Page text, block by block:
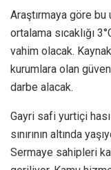
Araştırmaya göre
ortalama sıcaklığı
vahim olacak.
kurumlara olan
darbe alacak.
Gayri safi yurtiçi
sınırının altında
Sermaye sahipleri